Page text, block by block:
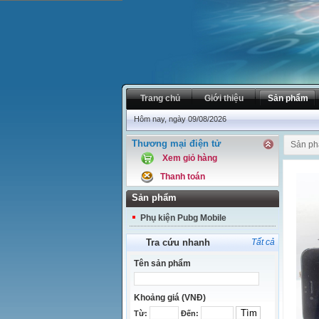
Trang chủ Giới thiệu Sản phẩm
Hôm nay, ngày 09/08/2026
Thương mại điện tử
Xem giỏ hàng
Thanh toán
Sản phẩm
Phụ kiện Pubg Mobile
Tra cứu nhanh Tất cả
Tên sản phẩm
Khoảng giá (VNĐ)
Từ: Đến:
Sản